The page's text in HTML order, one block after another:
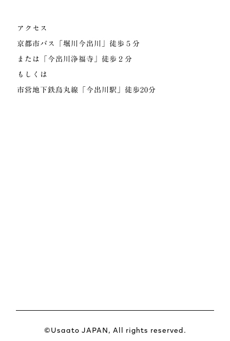
アクセス
京都市バス「堀川今出川」徒歩５分
または「今出川浄福寺」徒歩２分
もしくは
市営地下鉄烏丸線「今出川駅」徒歩20分
©Usaato JAPAN, All rights reserved.